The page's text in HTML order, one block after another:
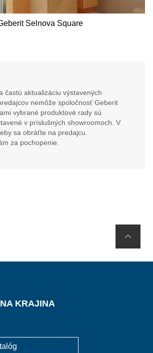
Selnova Square
častú aktualizáciu výstavených
nemôže spoločnosť Geberit
vybrané produktové rady sú
v príslušných showroomoch. V
sa obráťte na predajcu.
za pochopenie.
KRAJINA